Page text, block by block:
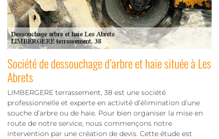
Société de dessouchage d’arbre et haie située à Les
Abrets
LIMBERGERE terrassement, 38 est une société
professionnelle et experte en activité d’élimination d’une
souche d’arbre ou de haie. Pour bien organiser la mise en
route de notre service, nous commençons notre
intervention par une création de devis. Cette étude est